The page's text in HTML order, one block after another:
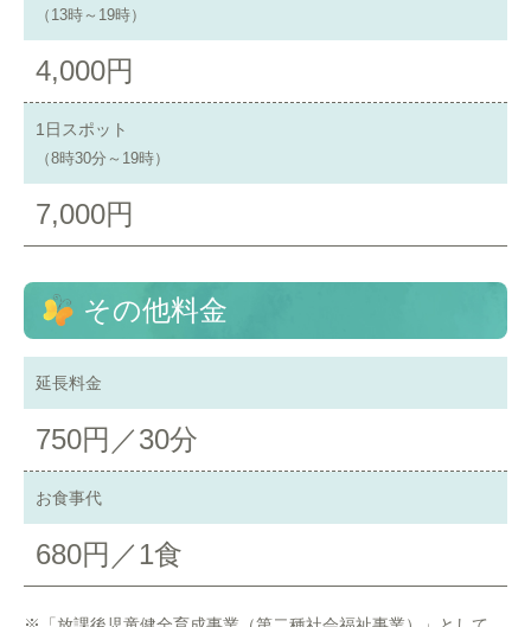
（13時～19時）
4,000円
1日スポット
（8時30分～19時）
7,000円
その他料金
延長料金
750円／30分
お食事代
680円／1食